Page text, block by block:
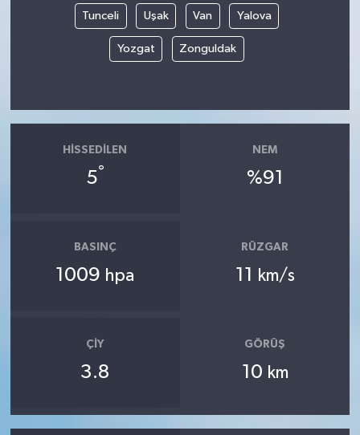
Tunceli Uşak Van Yalova
Yozgat Zonguldak
HISSEDILEN
5°
NEM
%91
BASINÇ
1009 hpa
RÜZGAR
11 km/s
ÇIY
3.8
GÖRÜŞ
10 km